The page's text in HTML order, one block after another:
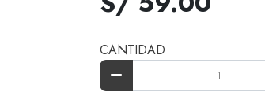
CANTIDAD